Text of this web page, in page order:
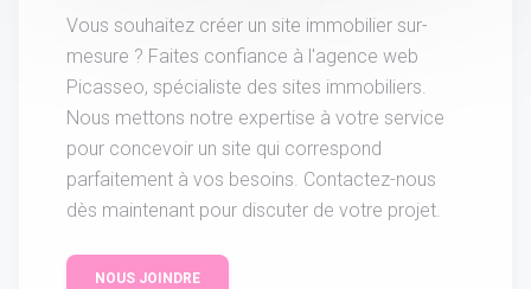
Vous souhaitez créer un site immobilier sur-
mesure ? Faites confiance à l'agence web
Picasseo, spécialiste des sites immobiliers.
Nous mettons notre expertise à votre service
pour concevoir un site qui correspond
parfaitement à vos besoins. Contactez-nous
dès maintenant pour discuter de votre projet.
NOUS JOINDRE